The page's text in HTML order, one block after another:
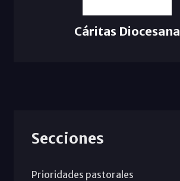
Cáritas Diocesana
Secciones
Prioridades pastorales